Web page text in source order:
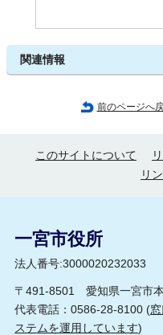
関連情報
前のページへ
このサイトについて
リ
一宮市役所
法人番号:3000020232033
〒491-8501 愛知県一宮市
代表電話：0586-28-8100 (
ステムを運用しています)